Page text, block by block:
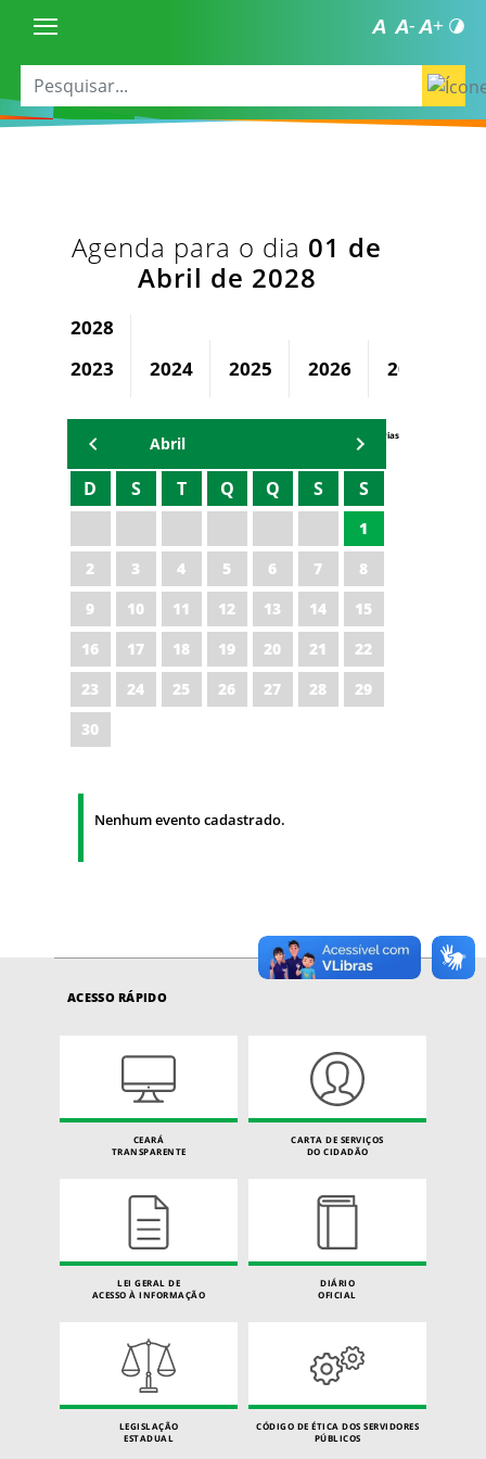
Agenda para o dia 01 de
Abril de 2028
2028
2023
2024 2025 2026 2027
Agenda Secretárias
Abril
D S T Q Q S S
1
2
3 4 5 6 7
8
9
10 11 12 13 14
15
16
17 18 19 20 21
22
23
24 25 26 27 28
29
30
Nenhum evento cadastrado.
ACESSO RÁPIDO
CEARÁ
TRANSPARENTE
CARTA DE SERVIÇOS
DO CIDADÃO
LEI GERAL DE
ACESSO À INFORMAÇÃO
DIÁRIO
OFICIAL
LEGISLAÇÃO
ESTADUAL
CÓDIGO DE ÉTICA DOS SERVIDORES
PÚBLICOS